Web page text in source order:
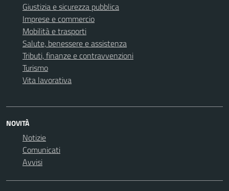
Giustizia e sicurezza pubblica
Imprese e commercio
Mobilità e trasporti
Salute, benessere e assistenza
Tributi, finanze e contravvenzioni
Turismo
Vita lavorativa
NOVITÀ
Notizie
Comunicati
Avvisi